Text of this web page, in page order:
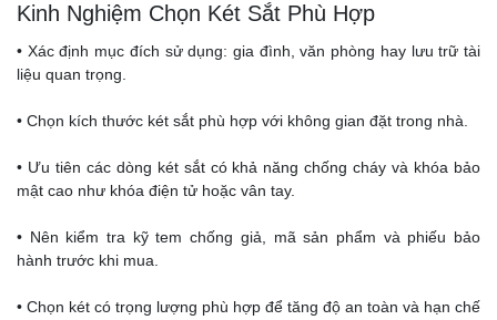
Kinh Nghiệm Chọn Két Sắt Phù Hợp
• Xác định mục đích sử dụng: gia đình, văn phòng hay lưu trữ tài
liệu quan trọng.
• Chọn kích thước két sắt phù hợp với không gian đặt trong nhà.
• Ưu tiên các dòng két sắt có khả năng chống cháy và khóa bảo
mật cao như khóa điện tử hoặc vân tay.
• Nên kiểm tra kỹ tem chống giả, mã sản phẩm và phiếu bảo
hành trước khi mua.
• Chọn két có trọng lượng phù hợp để tăng độ an toàn và hạn chế